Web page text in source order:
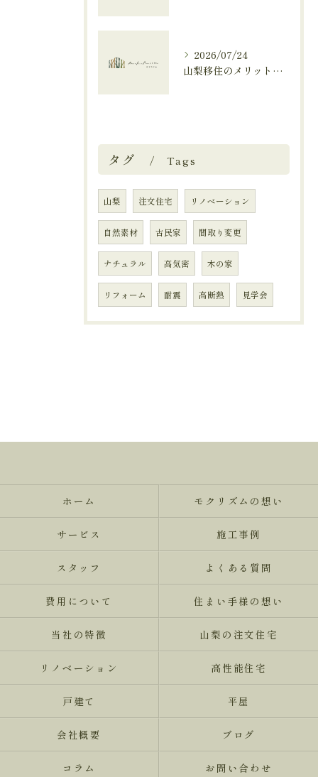
2026/07/24
山梨移住のメリットを住宅と自然の視点から解説し気候や工務店選びも分かる充実ガイド
タグ Tags
山梨 注文住宅 リノベーション
自然素材 古民家 間取り変更
ナチュラル 高気密 木の家
リフォーム 耐震 高断熱 見学会
ホーム モクリズムの想い
サービス 施工事例
スタッフ よくある質問
費用について 住まい手様の想い
当社の特徴 山梨の注文住宅
リノベーション 高性能住宅
戸建て 平屋
会社概要 ブログ
コラム お問い合わせ